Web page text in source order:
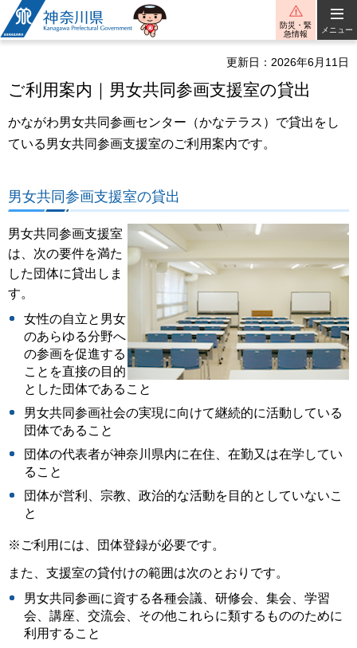
神奈川県
防災・緊
急情報
メニュー
更新日：2026年6月11日
ご利用案内｜男女共同参画支援室の貸出
かながわ男女共同参画センター（かなテラス）で貸出をし
ている男女共同参画支援室のご利用案内です。
男女共同参画支援室の貸出
男女共同参画支援室
は、次の要件を満た
した団体に貸出しま
す。
女性の自立と男女
のあらゆる分野へ
の参画を促進する
ことを直接の目的
とした団体であること
男女共同参画社会の実現に向けて継続的に活動している
団体であること
団体の代表者が神奈川県内に在住、在勤又は在学してい
ること
団体が営利、宗教、政治的な活動を目的としていないこ
と
※ご利用には、団体登録が必要です。
また、支援室の貸付けの範囲は次のとおりです。
男女共同参画に資する各種会議、研修会、集会、学習
会、講座、交流会、その他これらに類するもののために
利用すること